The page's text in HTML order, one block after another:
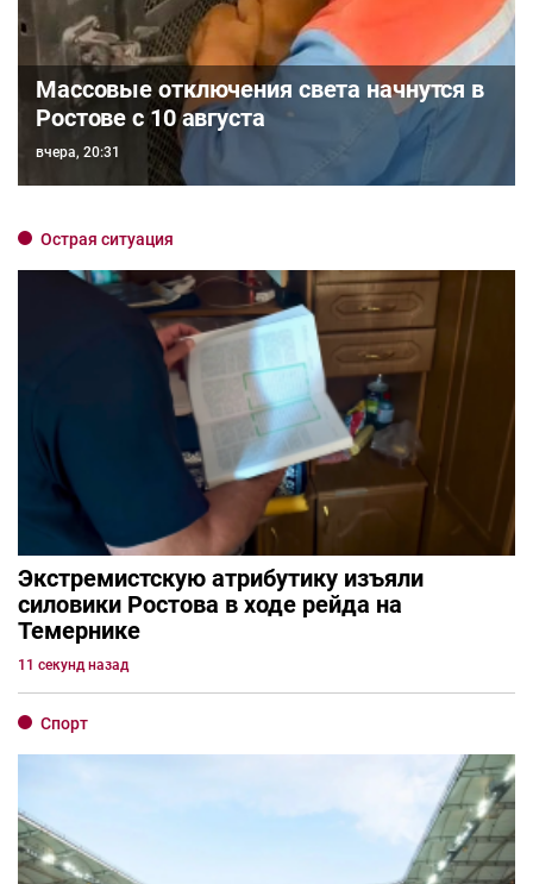
Массовые отключения света начнутся в
Ростове с 10 августа
вчера, 20:31
Острая ситуация
Экстремистскую атрибутику изъяли
силовики Ростова в ходе рейда на
Темернике
11 секунд назад
Спорт